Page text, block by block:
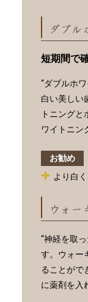
ダブル
短期間で
“ダブルホ
白い美しい
トニング
ワイトニン
お勧め
より白
ウォー
“神経を取
す。ウォー
ることがで
に薬剤を入